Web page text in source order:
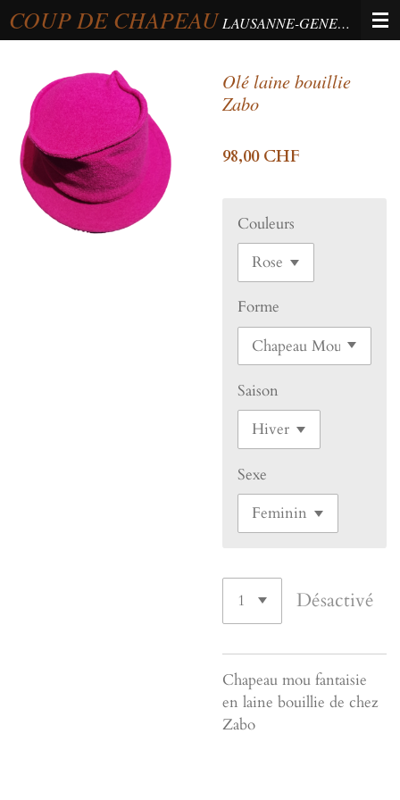
Passer
au
principal
COUP DE CHAPEAU LAUSANNE-GENEVA-BERNE
Olé laine bouillie
Zabo
98,00 CHF
Couleurs
Forme
Saison
Sexe
Désactivé
Chapeau mou fantaisie
en laine bouillie de chez
Zabo